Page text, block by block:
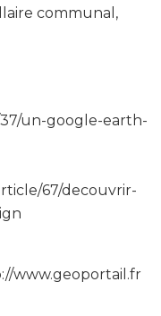
communal,
un-google-earth-
67/decouvrir-
www.geoportail.fr